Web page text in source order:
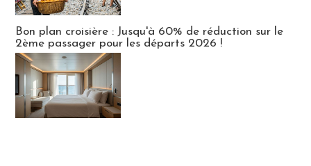
Bon plan croisière : Jusqu'à 60% de réduction sur le
2ème passager pour les départs 2026 !